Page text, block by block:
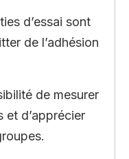
d’essai sont
de l’adhésion
de mesurer
et d’apprécier